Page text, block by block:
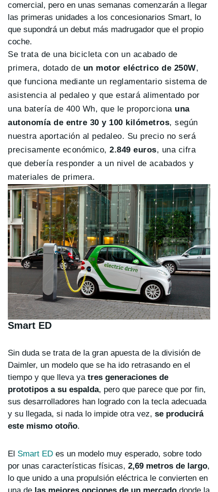
comercial, pero en unas semanas comenzarán a llegar
las primeras unidades a los concesionarios Smart, lo
que supondrá un debut más madrugador que el propio
coche.
Se trata de una bicicleta con un acabado de
primera, dotado de un motor eléctrico de 250W,
que funciona mediante un reglamentario sistema de
asistencia al pedaleo y que estará alimentado por
una batería de 400 Wh, que le proporciona una
autonomía de entre 30 y 100 kilómetros, según
nuestra aportación al pedaleo. Su precio no será
precisamente económico,2.849 euros, una cifra
que debería responder a un nivel de acabados y
materiales de primera.
Smart ED
Sin duda se trata de la gran apuesta de la división de
Daimler, un modelo que se ha ido retrasando en el
tiempo y que lleva ya tres generaciones de
prototipos a su espalda, pero que parece que por fin,
sus desarrolladores han logrado con la tecla adecuada
y su llegada, si nada lo impide otra vez, se producirá
este mismo otoño.
El Smart ED es un modelo muy esperado, sobre todo
por unas características físicas, 2,69 metros de largo,
lo que unido a una propulsión eléctrica le convierten en